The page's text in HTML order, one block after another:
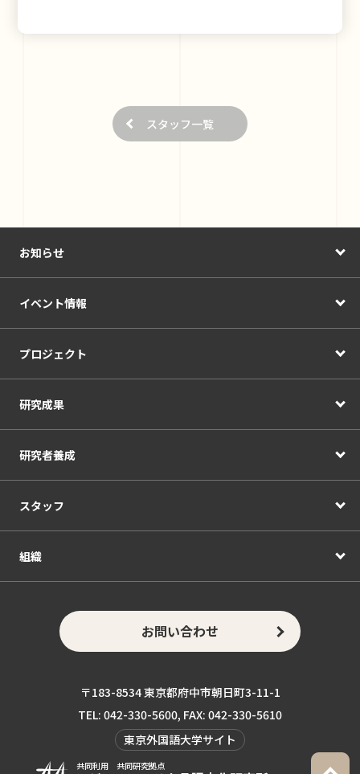
スタッフ一覧
お知らせ
イベント情報
プロジェクト
研究成果
研究者養成
スタッフ
組織
お問い合わせ
〒183-8534 東京都府中市朝日町3-11-1
TEL: 042-330-5600, FAX: 042-330-5610
東京外国語大学サイト
共同利用 共同研究拠点